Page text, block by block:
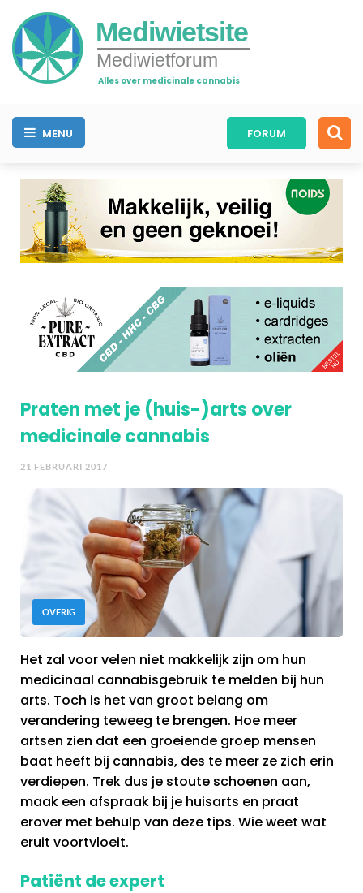
Mediwietsite
Mediwietforum
Alles over medicinale cannabis
MENU FORUM
Praten met je (huis-)arts over
medicinale cannabis
21 FEBRUARI 2017
OVERIG
Het zal voor velen niet makkelijk zijn om hun
medicinaal cannabisgebruik te melden bij hun
arts. Toch is het van groot belang om
verandering teweeg te brengen. Hoe meer
artsen zien dat een groeiende groep mensen
baat heeft bij cannabis, des te meer ze zich erin
verdiepen. Trek dus je stoute schoenen aan,
maak een afspraak bij je huisarts en praat
erover met behulp van deze tips. Wie weet wat
eruit voortvloeit.
Patiënt de expert